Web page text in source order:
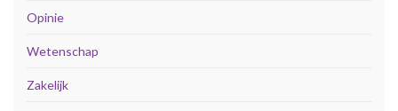
Opinie
Wetenschap
Zakelijk